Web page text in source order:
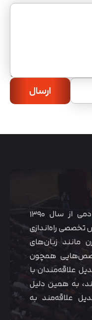
ارسال
موسسه‌ی آموزشی همیار آکادمی از سال ۱۳۹۰
تخصصی راه‌اندازی
مانند زبان‌های
همچون
علاقه‌مندان با
به همین دلیل
علاقه‌مند به